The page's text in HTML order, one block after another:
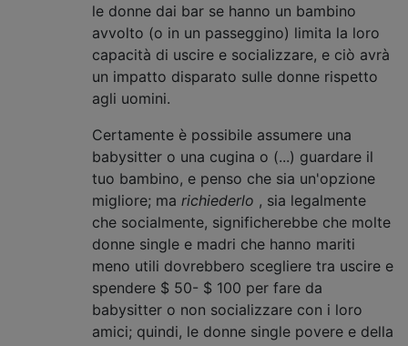
le donne dai bar se hanno un bambino
avvolto (o in un passeggino) limita la loro
capacità di uscire e socializzare, e ciò avrà
un impatto disparato sulle donne rispetto
agli uomini.
Certamente è possibile assumere una
babysitter o una cugina o (...) guardare il
tuo bambino, e penso che sia un'opzione
migliore; ma richiederlo , sia legalmente
che socialmente, significherebbe che molte
donne single e madri che hanno mariti
meno utili dovrebbero scegliere tra uscire e
spendere $ 50- $ 100 per fare da
babysitter o non socializzare con i loro
amici; quindi, le donne single povere e della